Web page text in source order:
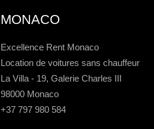
MONACO
Excellence Rent Monaco
Location de voitures sans chauffeur
La Villa - 19, Galerie Charles III
98000 Monaco
+37 797 980 584